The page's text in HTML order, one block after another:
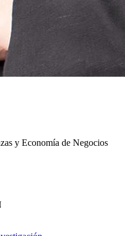
y Economía de Negocios